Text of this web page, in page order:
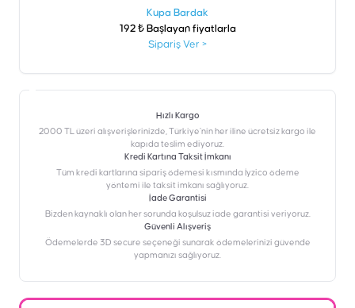
Kupa Bardak
192 ₺ Başlayan fiyatlarla
Sipariş Ver >
Hızlı Kargo
2000 TL üzeri alışverişlerinizde, Türkiye’nin her iline ücretsiz kargo ile
kapıda teslim ediyoruz.
Kredi Kartına Taksit İmkanı
‎Tüm kredi kartlarına sipariş ödemesi kısmında İyzico ödeme
yöntemi ile taksit imkanı sağlıyoruz.
İade Garantisi
Bizden kaynaklı olan her sorunda koşulsuz iade garantisi veriyoruz.
Güvenli Alışveriş
Ödemelerde 3D secure seçeneği sunarak ödemelerinizi güvende
yapmanızı sağlıyoruz.